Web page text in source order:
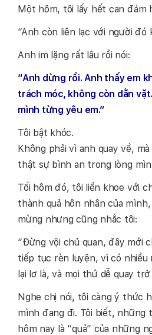
Một hôm, tôi lấy hết can đảm
“Anh còn liên lạc với người đó
Anh im lặng rất lâu rồi nói:
“Anh dừng rồi. Anh thấy em
trách móc, không còn dằn
mình từng yêu em.”
Tôi bật khóc.
Không phải vì anh quay về,
thật sự bình an trong lòng
Tối hôm đó, tôi liền khoe với
thành quả hôn nhân của
mừng nhưng cũng nhắc tôi:
“Đừng vội chủ quan, đây mới
tiếp tục rèn luyện, vì có nhiều
lại lơ là, và mọi thứ dễ quay trở
Nghe chị nói, tôi càng ý thức
mình đang đi. Tôi biết, những
hôm nay là “quả” của những